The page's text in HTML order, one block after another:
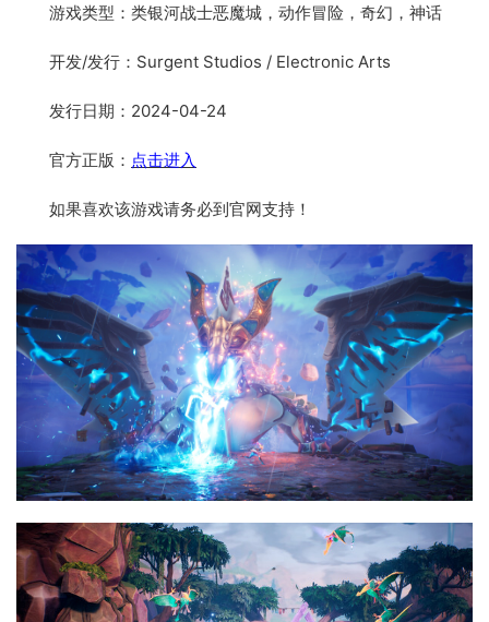
游戏类型：类银河战士恶魔城，动作冒险，奇幻，神话
开发/发行：Surgent Studios / Electronic Arts
发行日期：2024-04-24
官方正版： 点击进入
如果喜欢该游戏请务必到官网支持！